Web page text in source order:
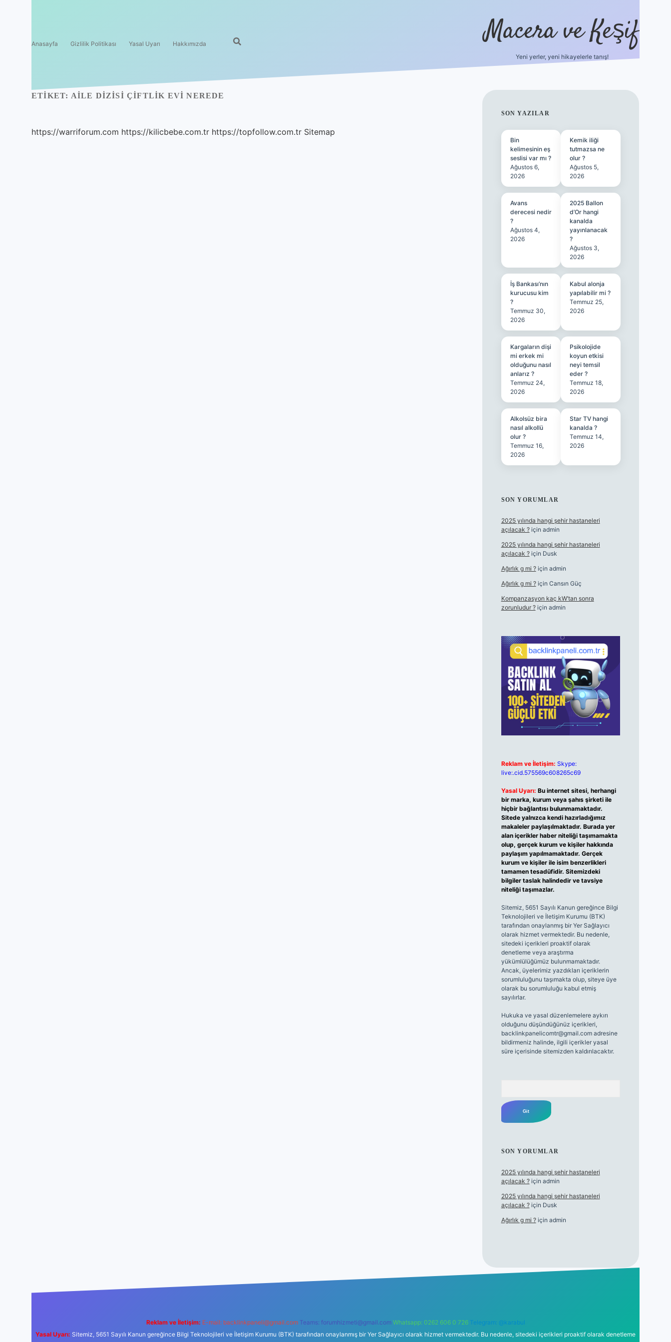
Anasayfa Gizlilik Politikası Yasal Uyarı Hakkımızda Macera ve Keşif
Yeni yerler, yeni hikayelerle tanış!
ETIKET: AILE DIZISI ÇIFTLIK EVI NEREDE
https://warriforum.com https://kilicbebe.com.tr https://topfollow.com.tr Sitemap
SIDEBAR
SON YAZILAR
Bin
kelimesinin eş
seslisi var mı ?
Ağustos 6,
2026
Kemik iliği
tutmazsa ne
olur ?
Ağustos 5,
2026
Avans
derecesi nedir
?
Ağustos 4,
2026
2025 Ballon
d’Or hangi
kanalda
yayınlanacak
?
Ağustos 3,
2026
İş Bankası’nın
kurucusu kim
?
Temmuz 30,
2026
Kabul alonja
yapılabilir mi ?
Temmuz 25,
2026
Kargaların dişi
mi erkek mi
olduğunu nasıl
anlarız ?
Temmuz 24,
2026
Psikolojide
koyun etkisi
neyi temsil
eder ?
Temmuz 18,
2026
Alkolsüz bira
nasıl alkollü
olur ?
Temmuz 16,
2026
Star TV hangi
kanalda ?
Temmuz 14,
2026
SON YORUMLAR
2025 yılında hangi şehir hastaneleri
açılacak ?için admin
2025 yılında hangi şehir hastaneleri
açılacak ?için Dusk
Ağırlık g mi ?için admin
Ağırlık g mi ?için Cansın Güç
Kompanzasyon kaç kW’tan sonra
zorunludur ?için admin
Reklam ve İletişim: Skype:
live:.cid.575569c608265c69
Yasal Uyarı: Bu internet sitesi, herhangi
bir marka, kurum veya şahıs şirketi ile
hiçbir bağlantısı bulunmamaktadır.
Sitede yalnızca kendi hazırladığımız
makaleler paylaşılmaktadır. Burada yer
alan içerikler haber niteliği taşımamakta
olup, gerçek kurum ve kişiler hakkında
paylaşım yapılmamaktadır. Gerçek
kurum ve kişiler ile isim benzerlikleri
tamamen tesadüfidir. Sitemizdeki
bilgiler taslak halindedir ve tavsiye
niteliği taşımazlar.
Sitemiz, 5651 Sayılı Kanun gereğince Bilgi
Teknolojileri ve İletişim Kurumu (BTK)
tarafından onaylanmış bir Yer Sağlayıcı
olarak hizmet vermektedir. Bu nedenle,
sitedeki içerikleri proaktif olarak
denetleme veya araştırma
yükümlülüğümüz bulunmamaktadır.
Ancak, üyelerimiz yazdıkları içeriklerin
sorumluluğunu taşımakta olup, siteye üye
olarak bu sorumluluğu kabul etmiş
sayılırlar.
Hukuka ve yasal düzenlemelere aykırı
olduğunu düşündüğünüz içerikleri,
backlinkpanelicomtr@gmail.comadresine
bildirmeniz halinde, ilgili içerikler yasal
süre içerisinde sitemizden kaldırılacaktır.
SON YORUMLAR
2025 yılında hangi şehir hastaneleri
açılacak ?için admin
2025 yılında hangi şehir hastaneleri
açılacak ?için Dusk
Ağırlık g mi ?için admin
tulipbet giriş
Reklam ve İletişim: E-mail: backlinkpaneli@gmail.com Teams: forumhizmeti@gmail.com Whatsapp: 0262 606 0 726 Telegram: @karabul
Yasal Uyarı: Sitemiz, 5651 Sayılı Kanun gereğince Bilgi Teknolojileri ve İletişim Kurumu (BTK) tarafından onaylanmış bir Yer Sağlayıcı olarak hizmet vermektedir. Bu nedenle, sitedeki içerikleri proaktif olarak denetleme